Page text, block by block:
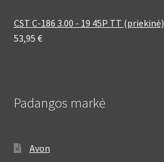
CST C-186 3.00 - 19 45P TT (priekinė)
53,95 €
Padangos markė
Avon